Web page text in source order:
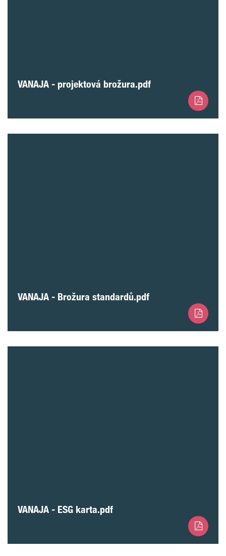
VANAJA - projektová brožura.pdf
VANAJA - Brožura standardů.pdf
VANAJA - ESG karta.pdf